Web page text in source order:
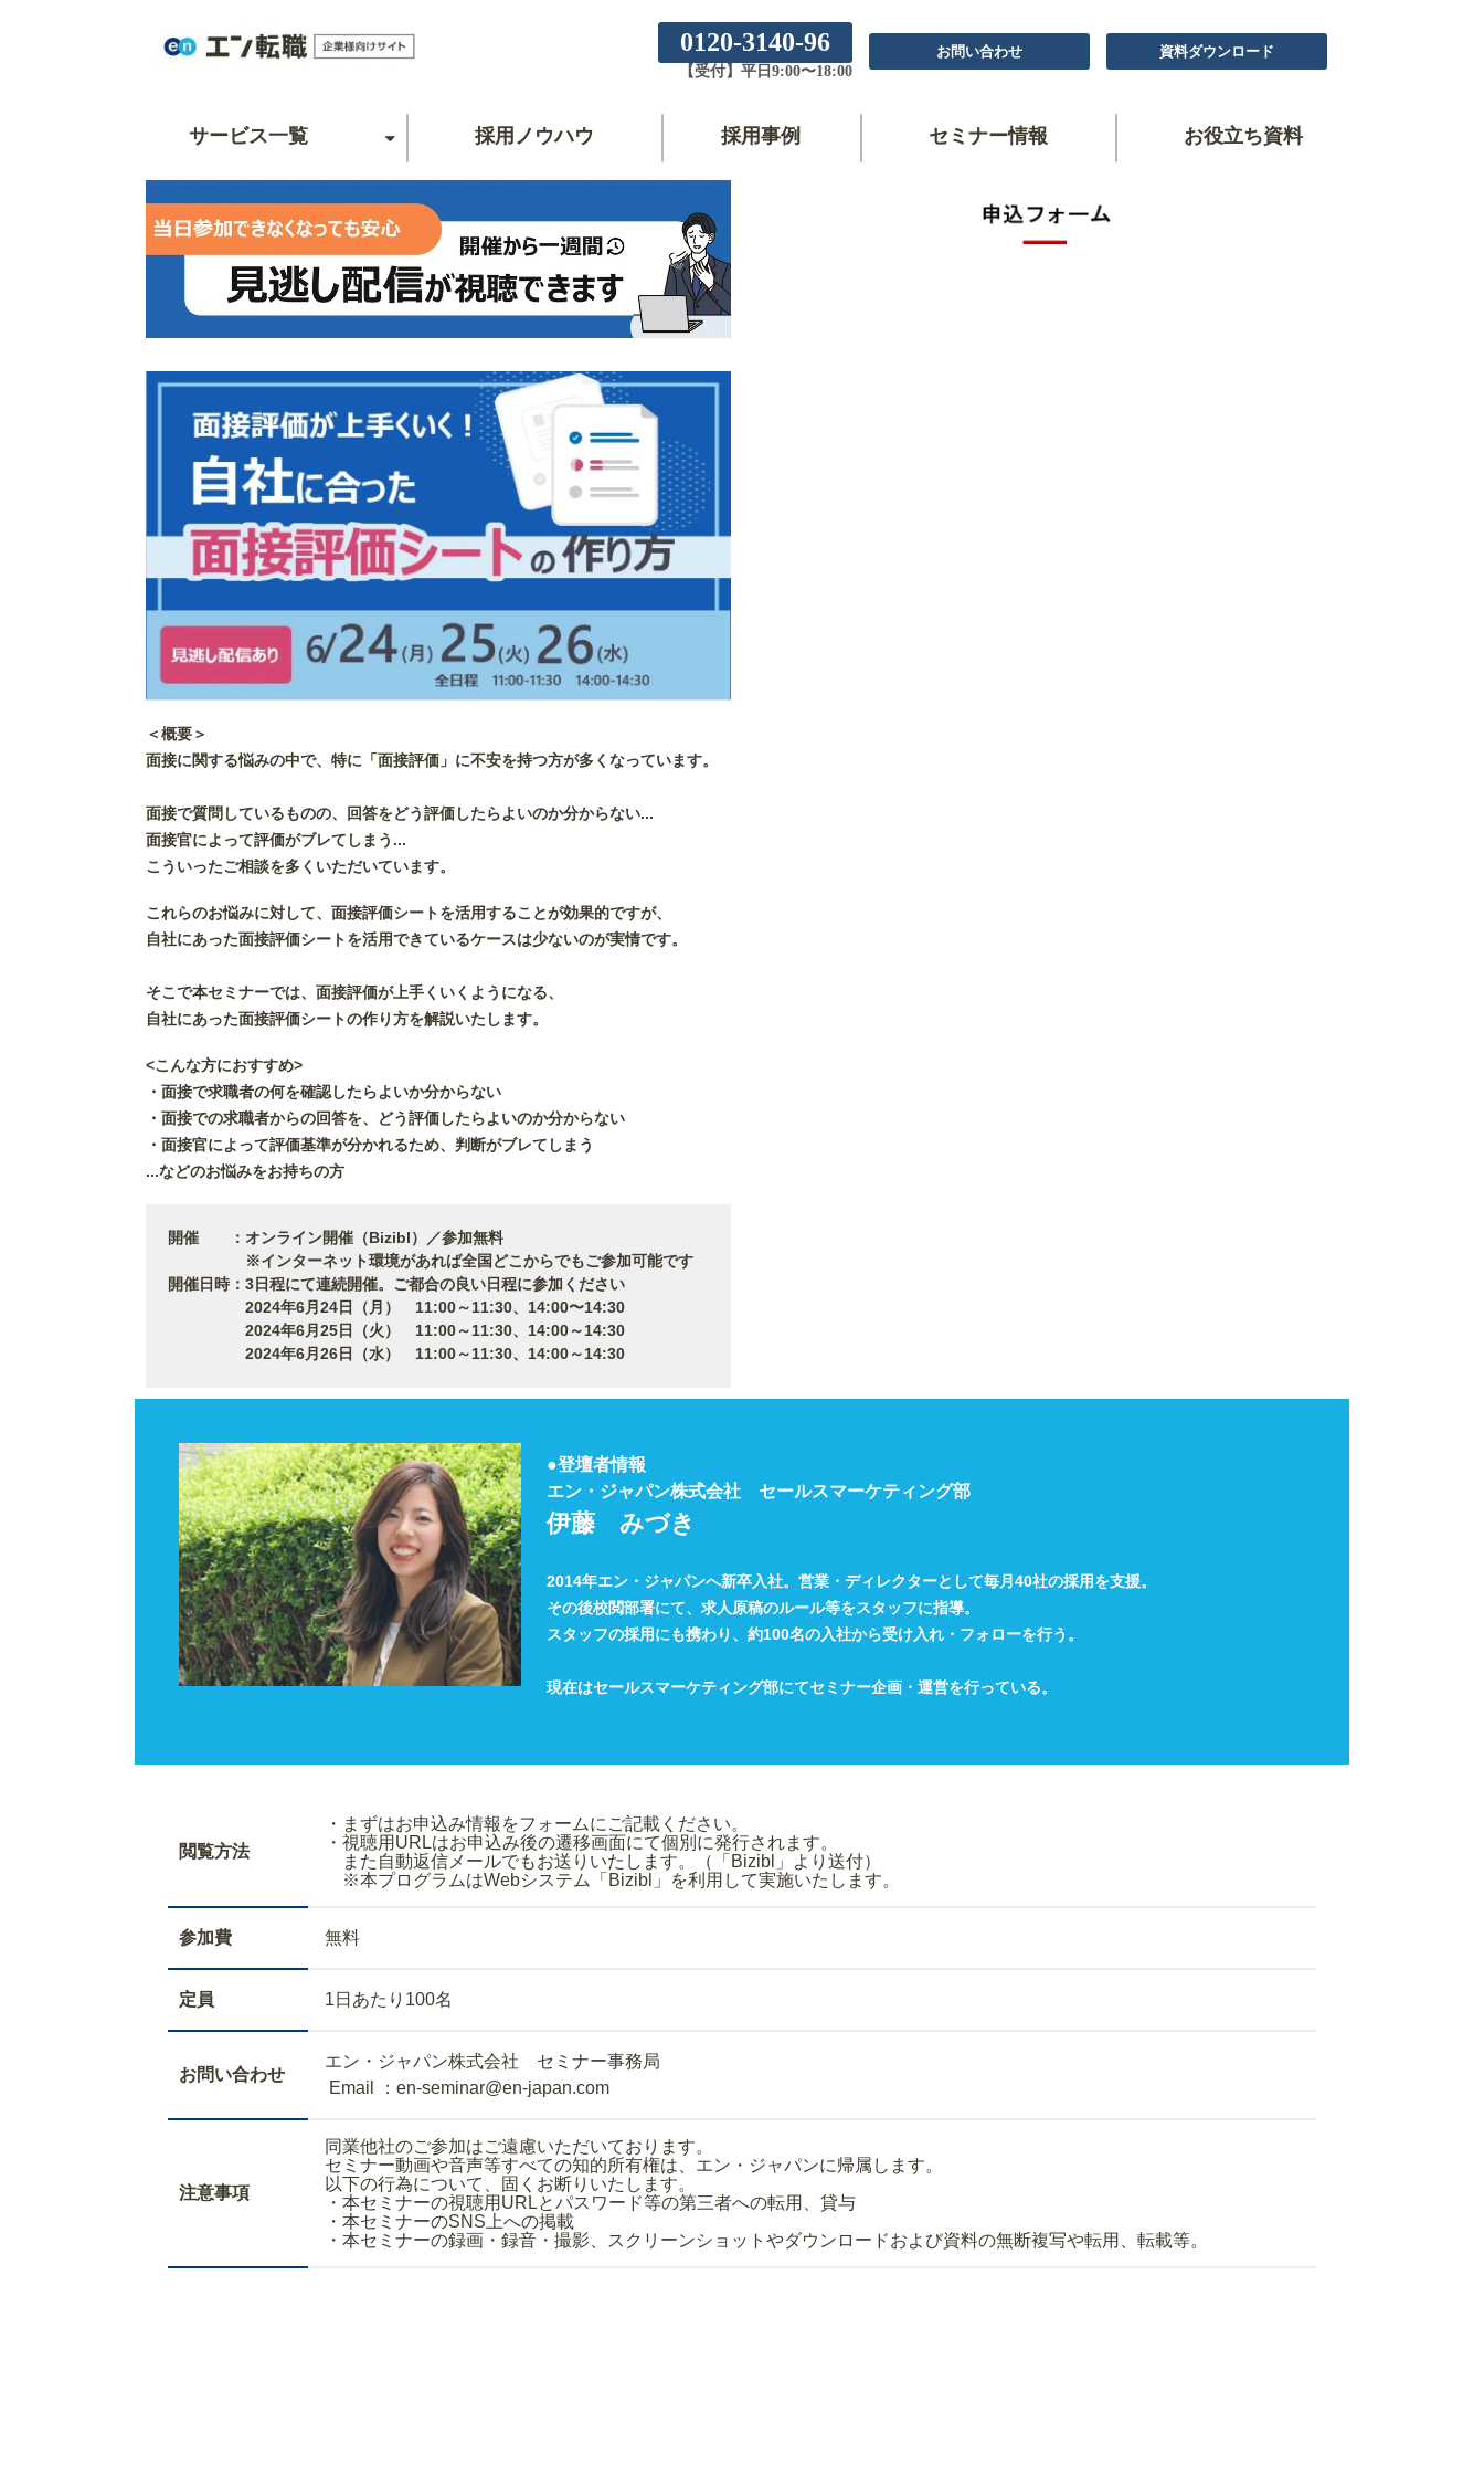
0120-3140-96
【受付】平日9:00〜18:00
お問い合わせ 資料ダウンロード
サービス一覧 採用ノウハウ 採用事例 セミナー情報 お役立ち資料
＜概要＞
面接に関する悩みの中で、特に「面接評価」に不安を持つ方が多くなっています。
面接で質問しているものの、回答をどう評価したらよいのか分からない...
面接官によって評価がブレてしまう...
こういったご相談を多くいただいています。
これらのお悩みに対して、面接評価シートを活用することが効果的ですが、
自社にあった面接評価シートを活用できているケースは少ないのが実情です。
そこで本セミナーでは、面接評価が上手くいくようになる、
自社にあった面接評価シートの作り方を解説いたします。
<こんな方におすすめ>
・面接で求職者の何を確認したらよいか分からない
・面接での求職者からの回答を、どう評価したらよいのか分からない
・面接官によって評価基準が分かれるため、判断がブレてしまう
...などのお悩みをお持ちの方
開催 ：オンライン開催（Bizibl）／参加無料
※インターネット環境があれば全国どこからでもご参加可能です
開催日時：3日程にて連続開催。ご都合の良い日程に参加ください
2024年6月24日（月） 11:00～11:30、14:00〜14:30
2024年6月25日（火） 11:00～11:30、14:00～14:30
2024年6月26日（水） 11:00～11:30、14:00～14:30
●登壇者情報
エン・ジャパン株式会社 セールスマーケティング部
伊藤 みづき
2014年エン・ジャパンへ新卒入社。営業・ディレクターとして毎月40社の採用を支援。
その後校閲部署にて、求人原稿のルール等をスタッフに指導。
スタッフの採用にも携わり、約100名の入社から受け入れ・フォローを行う。
現在はセールスマーケティング部にてセミナー企画・運営を行っている。
閲覧方法
・まずはお申込み情報をフォームにご記載ください。
・視聴用URLはお申込み後の遷移画面にて個別に発行されます。
また自動返信メールでもお送りいたします。（「Bizibl」より送付）
※本プログラムはWebシステム「Bizibl」を利用して実施いたします。
参加費 無料
定員 1日あたり100名
お問い合わせ
エン・ジャパン株式会社 セミナー事務局
Email ：en-seminar@en-japan.com
注意事項
同業他社のご参加はご遠慮いただいております。
セミナー動画や音声等すべての知的所有権は、エン・ジャパンに帰属します。
以下の行為について、固くお断りいたします。
・本セミナーの視聴用URLとパスワード等の第三者への転用、貸与
・本セミナーのSNS上への掲載
・本セミナーの録画・録音・撮影、スクリーンショットやダウンロードおよび資料の無断複写や転用、転載等。